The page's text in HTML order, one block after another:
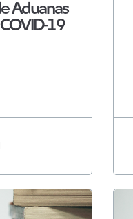
Aduanas
19